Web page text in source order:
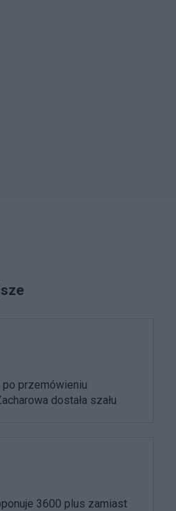
po przemówieniu
dostała szału
3600 plus zamiast